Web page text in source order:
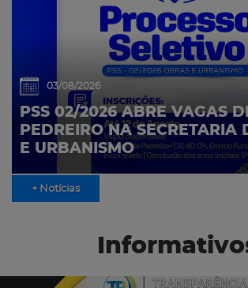
03/08/2026
PSS 02/2026 ABRE VAGAS
PEDREIRO NA SECRETARIA
E URBANISMO
+ Notícias